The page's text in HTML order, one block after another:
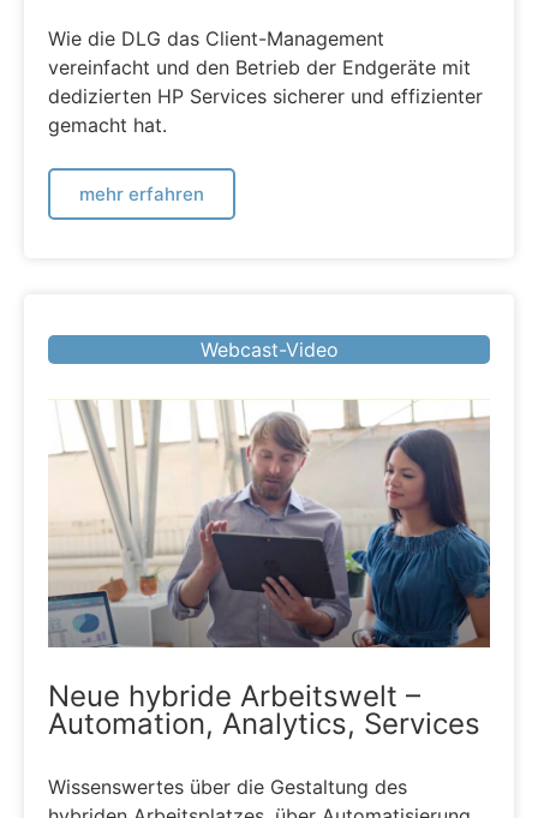
Wie die DLG das Client-Management
vereinfacht und den Betrieb der Endgeräte mit
dedizierten HP Services sicherer und effizienter
gemacht hat.
mehr erfahren
Webcast-Video
Neue hybride Arbeitswelt –
Automation, Analytics, Services
Wissenswertes über die Gestaltung des